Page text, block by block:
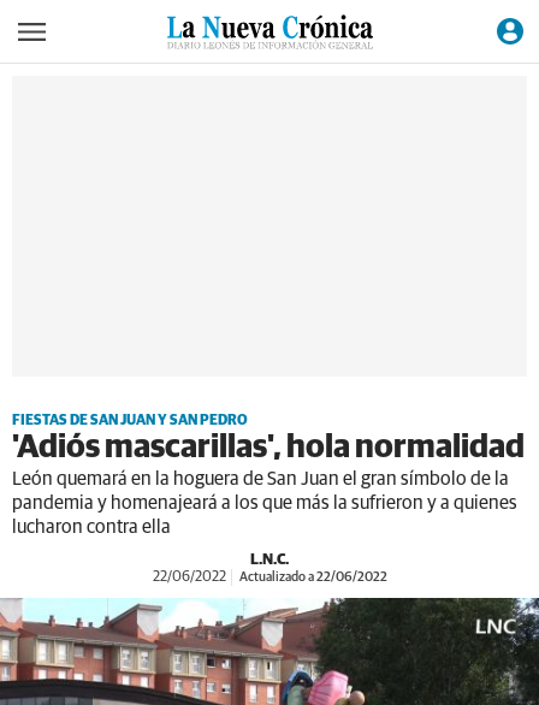
FIESTAS DE SAN JUAN Y SAN PEDRO
'Adiós mascarillas', hola normalidad
León quemará en la hoguera de San Juan el gran símbolo de la
pandemia y homenajeará a los que más la sufrieron y a quienes
lucharon contra ella
L.N.C.
22/06/2022 Actualizado a 22/06/2022